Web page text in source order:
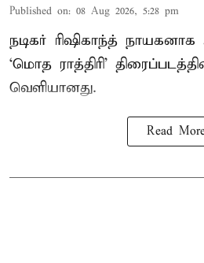
Published on: 08 Aug 2026, 5:28 pm
நடிகர் ரிஷிகாந்த் நாயகனாக
‘மொத ராத்திரி’
வெளியானது.
Read